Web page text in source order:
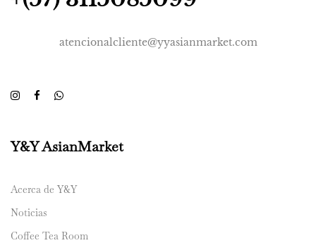
atencionalcliente@yyasianmarket.com
Y&Y AsianMarket
Acerca de Y&Y
Noticias
Coffee Tea Room